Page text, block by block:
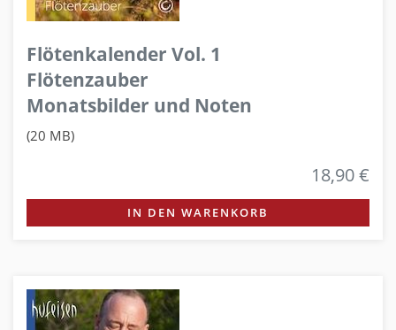
Flötenkalender Vol. 1
Flötenzauber
Monatsbilder und Noten
(20 MB)
18,90 €
IN DEN WARENKORB